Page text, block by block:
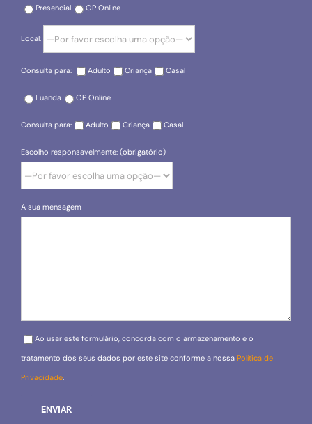
Presencial OP Online
Local:
Consulta para: Adulto Criança Casal
Luanda OP Online
Consulta para: Adulto Criança Casal
Escolho responsavelmente: (obrigatório)
A sua mensagem
Please leave this field empty.
Ao usar este formulário, concorda com o armazenamento e o
tratamento dos seus dados por este site conforme a nossa Política de
Privacidade.